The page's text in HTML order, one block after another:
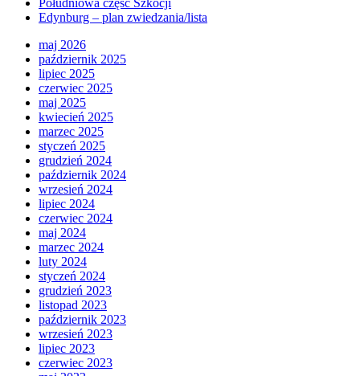
Edynburg – plan zwiedzania/lista
maj 2026
październik 2025
lipiec 2025
czerwiec 2025
maj 2025
kwiecień 2025
marzec 2025
styczeń 2025
grudzień 2024
październik 2024
wrzesień 2024
lipiec 2024
czerwiec 2024
maj 2024
marzec 2024
luty 2024
styczeń 2024
grudzień 2023
listopad 2023
październik 2023
wrzesień 2023
lipiec 2023
czerwiec 2023